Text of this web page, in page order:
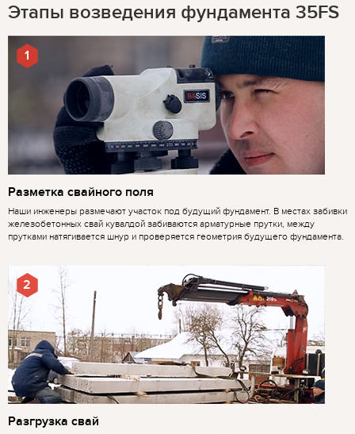
Этапы возведения фундамента 35FS
1
Разметка свайного поля
Наши инженеры размечают участок под будущий фундамент. В местах забивки
железобетонных свай кувалдой забиваются арматурные прутки, между
прутками натягивается шнур и проверяется геометрия будущего фундамента.
2
Разгрузка свай